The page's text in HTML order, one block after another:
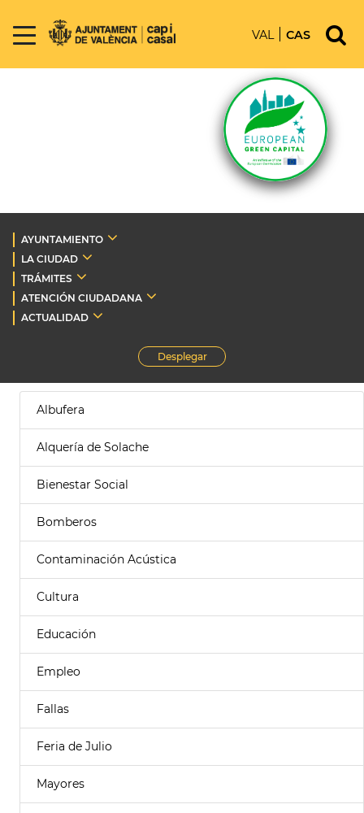
VAL CAS
AYUNTAMIENTO
LA CIUDAD
TRÁMITES
ATENCIÓN CIUDADANA
ACTUALIDAD
Desplegar
Albufera
Alquería de Solache
Bienestar Social
Bomberos
Contaminación Acústica
Cultura
Educación
Empleo
Fallas
Feria de Julio
Mayores